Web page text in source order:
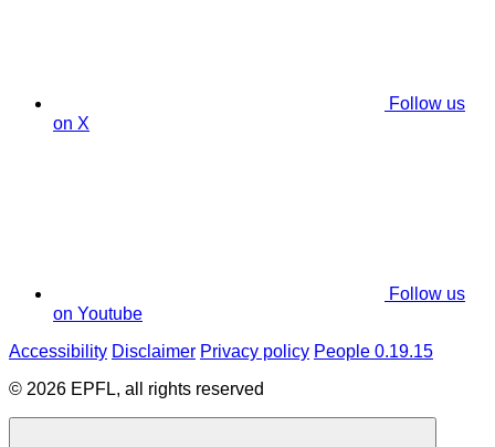
Follow us
on X
Follow us
on Youtube
Accessibility Disclaimer Privacy policy People 0.19.15
© 2026 EPFL, all rights reserved